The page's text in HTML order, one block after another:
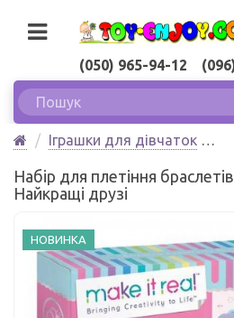
(050) 965-94-12
Іграшки для дівчаток
Найкращі друзі Make it Real
Набір для плетіння
Найкращі друзі
НОВИНКА